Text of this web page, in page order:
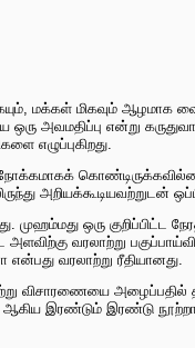
மிகவும் ஆழமாக
அவமதிப்பு என்று
எழுப்புகிறது.
அறியக்கூடியவற்றுடன்
ஒரு குறிப்பிட்ட
வரலாற்று
வரலாற்று ரீதியானது.
விசாரணையை
ஆகிய இரண்டும் இரண்டு